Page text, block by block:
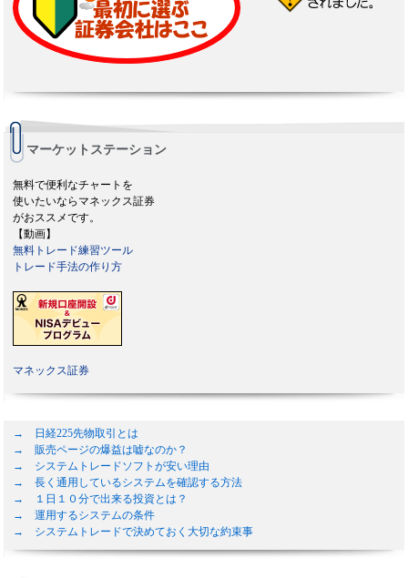
マーケットステーション
無料で便利なチャートを
使いたいならマネックス証券
がおススメです。
【動画】
無料トレード練習ツール
トレード手法の作り方
マネックス証券
→ 日経225先物取引とは
→ 販売ページの爆益は嘘なのか？
→ システムトレードソフトが安い理由
→ 長く通用しているシステムを確認する方法
→ １日１０分で出来る投資とは？
→ 運用するシステムの条件
→ システムトレードで決めておく大切な約束事